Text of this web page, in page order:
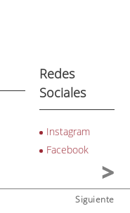
Redes
Sociales
Instagram
Facebook
Siguiente